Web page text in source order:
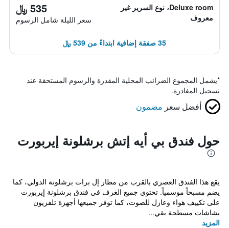
Deluxe room، نوع السرير غير
معروف
535 ﷼
سعر الليلة شامل الرسوم
35 صفقة إضافية ابتداءً من 539 ﷼
*يشمل المجموع الضرائب المحلية المقدرة والرسوم المستحقة عند
تسجيل المغادرة.
أفضل سعر مضمون
حول فندق بي أيه إتش برشلونة إيربورت
يقع هذا الفندق العصري بالقرب من مطار إل برات برشلونة الدولي، كما
يضم مسبحاً موسمياً. تحتوي جميع الغرف في فندق برشلونة إيربورت
على تكييف هواء وعازل للصوت، كما توفر جميعها أجهزة تلفزيون
بشاشات مسطحة بقي...
المزيد